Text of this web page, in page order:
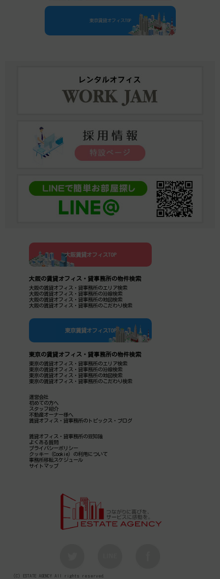
東京賃貸オフィスTOP
大阪賃貸オフィスTOP
大阪の賃貸オフィス・貸事務所の物件検索
大阪の賃貸オフィス・貸事務所のエリア検索
大阪の賃貸オフィス・貸事務所の沿線検索
大阪の賃貸オフィス・貸事務所の地図検索
大阪の賃貸オフィス・貸事務所のこだわり検索
東京賃貸オフィスTOP
東京の賃貸オフィス・貸事務所の物件検索
東京の賃貸オフィス・貸事務所のエリア検索
東京の賃貸オフィス・貸事務所の沿線検索
東京の賃貸オフィス・貸事務所の地図検索
東京の賃貸オフィス・貸事務所のこだわり検索
運営会社
初めての方へ
スタッフ紹介
不動産オーナー様へ
賃貸オフィス・貸事務所のトピックス・ブログ
賃貸オフィス・貸事務所の豆知識
よくある質問
プライバシーポリシー
クッキー（Cookie）の利用について
事務所移転スケジュール
サイトマップ
（C）ESTATE AGENCY All rights reserved.